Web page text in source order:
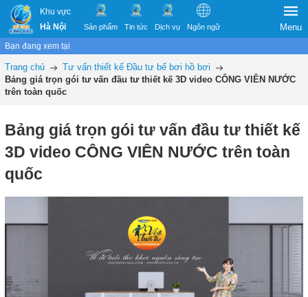
Khu vực
Hà Nội
Sản phẩm Tin tức Dịch vụ Ngôn ngữ Menu
Bạn đang xem tại
Trang chủ
Tư vấn thiết kế Đầu tư bể bơi hồ bơi
Bảng giá trọn gói tư vấn đầu tư thiết kế 3D video CÔNG VIÊN NƯỚC
trên toàn quốc
Bảng giá trọn gói tư vấn đầu tư thiết kế
3D video CÔNG VIÊN NƯỚC trên toàn
quốc